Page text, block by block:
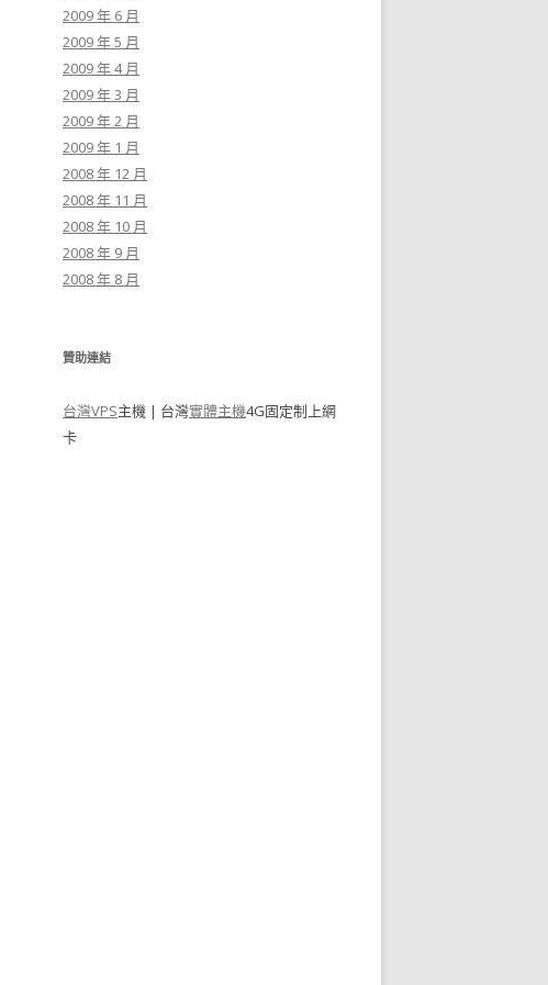
2009 年 6 月
2009 年 5 月
2009 年 4 月
2009 年 3 月
2009 年 2 月
2009 年 1 月
2008 年 12 月
2008 年 11 月
2008 年 10 月
2008 年 9 月
2008 年 8 月
贊助連結
台灣VPS主機 | 台灣實體主機4G固定制上網
卡